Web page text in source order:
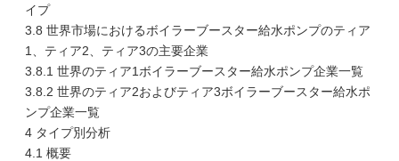
イプ
3.8 世界市場におけるボイラーブースター給水ポンプのティア
1、ティア2、ティア3の主要企業
3.8.1 世界のティア1ボイラーブースター給水ポンプ企業一覧
3.8.2 世界のティア2およびティア3ボイラーブースター給水ポ
ンプ企業一覧
4 タイプ別分析
4.1 概要